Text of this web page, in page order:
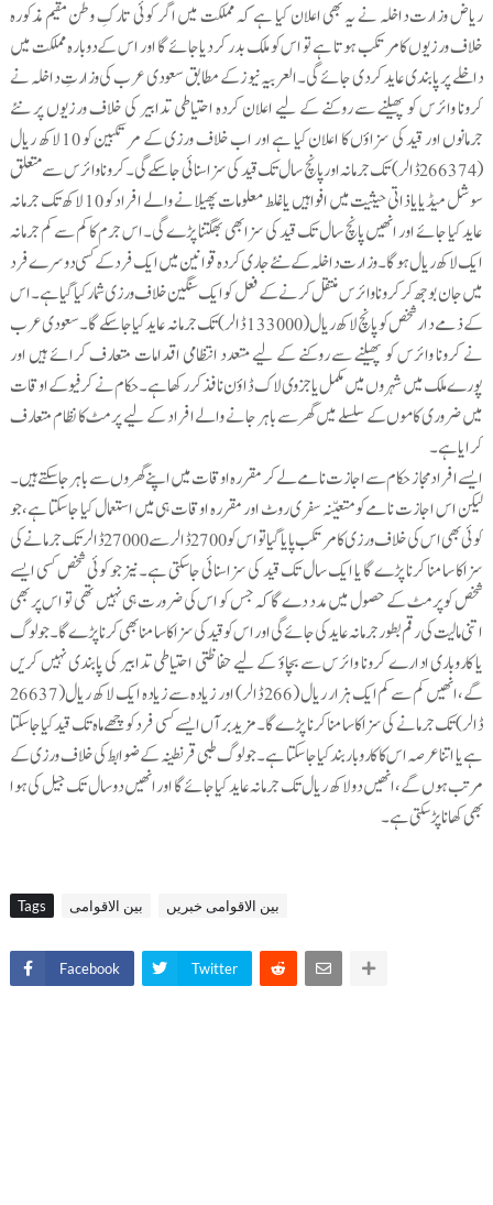
ریاض وزارت داخلہ نے یہ بھی اعلان کیا ہے کہ مملکت میں اگر کوئی تارکِ وطن مقیم مذکورہ
خلاف ورزیوں کا مرتکب ہوتا ہے تو اس کو ملک بدر کردیا جائے گا اور اس کے دوبارہ مملکت میں
داخلے پر پابندی عاید کردی جائے گی۔العربیہ نیوز کے مطابق سعودی عرب کی وزارتِ داخلہ نے
کرونا وائرس کو پھیلنے سے روکنے کے لیے اعلان کردہ احتیاطی تدابیر کی خلاف ورزیوں پر نئے
جرمانوں اور قید کی سزاوٴں کا اعلان کیا ہے اور اب خلاف ورزی کے مرتکبین کو 10 لاکھ ریال
(266374 ڈالر) تک جرمانہ اور پانچ سال تک قید کی سزا سنائی جاسکے گی۔ کرونا وائرس سے متعلق
سوشل میڈیا یا ذاتی حیثیت میں افواہیں یا غلط معلومات پھیلانے والے افراد کو 10 لاکھ تک جرمانہ
عاید کیا جائے اور انھیں پانچ سال تک قید کی سزا بھی بھگتنا پڑے گی۔اس جرم کا کم سے کم جرمانہ
ایک لاکھ ریال ہوگا۔وزارت داخلہ کے نئے جاری کردہ قوانین میں ایک فرد کے کسی دوسرے فرد
میں جان بوجھ کر کرونا وائرس منتقل کرنے کے فعل کو ایک سنگین خلاف ورزی شمار کیا گیا ہے۔اس
کے ذمے دار شخص کو پانچ لاکھ ریال (133000 ڈالر) تک جرمانہ عاید کیا جاسکے گا۔سعودی عرب
نے کرونا وائرس کو پھیلنے سے روکنے کے لیے متعدد انتظامی اقدامات متعارف کرائے ہیں اور
پورے ملک میں شہروں میں مکمل یا جزوی لاک ڈاوٴن نافذ کر رکھا ہے۔حکام نے کرفیو کے اوقات
میں ضروری کاموں کے سلسلے میں گھر سے باہر جانے والے افراد کے لیے پرمٹ کا نظام متعارف
کرایا ہے۔
ایسے افراد مجاز حکام سے اجازت نامے لے کر مقررہ اوقات میں اپنے گھروں سے باہر جاسکتے ہیں۔
لیکن اس اجازت نامے کو متعیّنہ سفری روٹ اور مقررہ اوقات ہی میں استعمال کیا جاسکتا ہے،جو
کوئی بھی اس کی خلاف ورزی کا مرتکب پایا گیا تو اس کو 2700 ڈالر سے 27000 ڈالر تک جرمانے کی
سزاکا سامنا کرنا پڑے گا یا ایک سال تک قید کی سزاسنائی جاسکتی ہے۔نیز جو کوئی شخص کسی ایسے
شخص کو پرمٹ کے حصول میں مدد دے گا کہ جس کو اس کی ضرورت ہی نہیں تھی تو اس پر بھی
اتنی مالیت کی رقم بطورجرمانہ عاید کی جائے گی اور اس کو قید کی سزا کا سامنا بھی کرنا پڑے گا۔ جو لوگ
یا کاروباری ادارے کرونا وائرس سے بچاوٴ کے لیے حفاظتی احتیاطی تدابیر کی پابندی نہیں کریں
گے،انھیں کم سے کم ایک ہزار ریال (266 ڈالر) اور زیادہ سے زیادہ ایک لاکھ ریال(26637
ڈالر) تک جرمانے کی سزا کا سامنا کرنا پڑے گا۔مزید برآں ایسے کسی فرد کو چھے ماہ تک قید کیا جاسکتا
ہے یا اتنا عرصہ اس کا کاروبار بند کیا جاسکتا ہے۔جو لوگ طبی قرنطینہ کے ضوابط کی خلاف ورزی کے
مرتب ہوں گے، انھیں دو لاکھ ریال تک جرمانہ عاید کیا جائے گا اور انھیں دو سال تک جیل کی ہوا
بھی کھانا پڑسکتی ہے۔
Tags بین الاقوامی بین الاقوامی خبریں
Facebook Twitter